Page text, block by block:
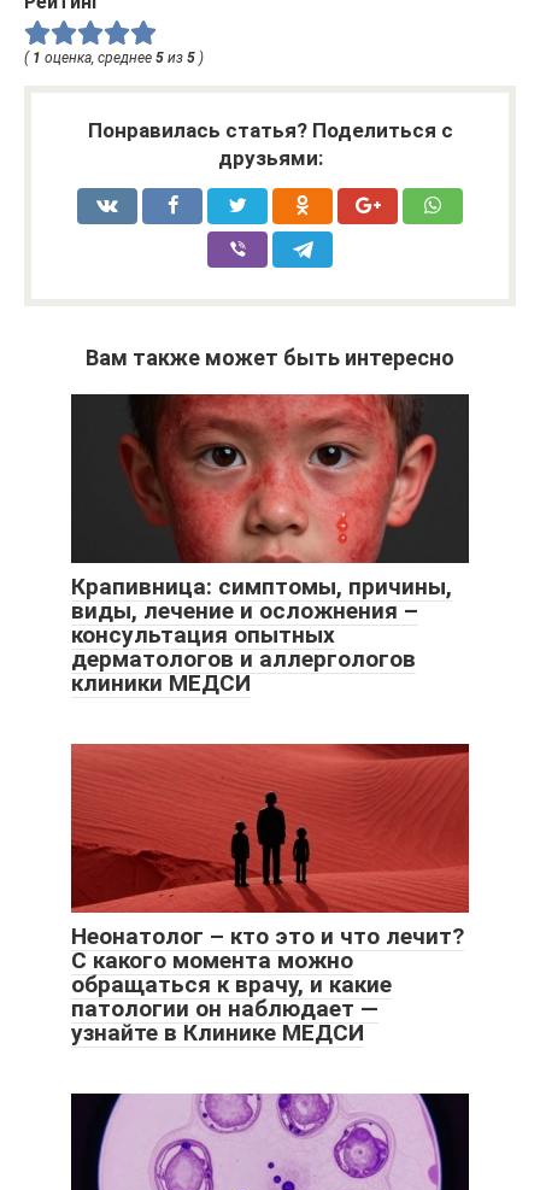
( 1 оценка, среднее 5 из 5 )
Понравилась статья? Поделиться с
друзьями:
Вам также может быть интересно
Крапивница: симптомы, причины,
виды, лечение и осложнения –
консультация опытных
дерматологов и аллергологов
клиники МЕДСИ
Неонатолог – кто это и что лечит?
С какого момента можно
обращаться к врачу, и какие
патологии он наблюдает —
узнайте в Клинике МЕДСИ